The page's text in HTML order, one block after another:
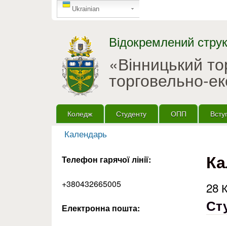
GTranslate
Ukrainian
Відокремлений
«Вінницький
торговельно-
Головне меню
Коледж Студенту ОПП
Ви є тут
Календарь
28
Телефон гарячої лінії:
+380432665005
Електронна пошта: